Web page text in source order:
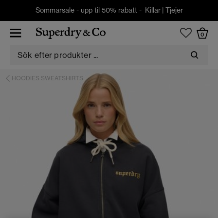
Sommarsale - upp til 50% rabatt - Killar| Tjejer
0
HOODIES SWEATSHIRTS